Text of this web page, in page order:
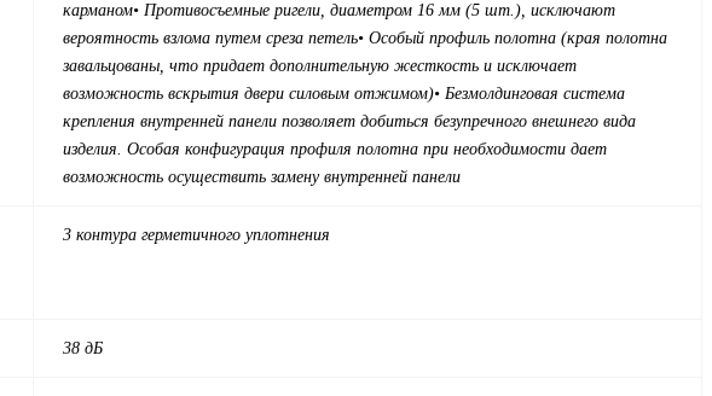
карманом• Противосъемные ригели, диаметром 16 мм (5 шт.), исключают
вероятность взлома путем среза петель• Особый профиль полотна (края полотна
завальцованы, что придает дополнительную жесткость и исключает
возможность вскрытия двери силовым отжимом)• Безмолдинговая система
крепления внутренней панели позволяет добиться безупречного внешнего вида
изделия. Особая конфигурация профиля полотна при необходимости дает
возможность осуществить замену внутренней панели
3 контура герметичного уплотнения
38 дБ